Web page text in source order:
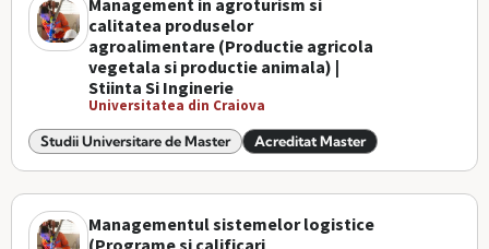
Management in agroturism si
calitatea produselor
agroalimentare (Productie agricola
vegetala si productie animala) |
Stiinta Si Inginerie
Universitatea din Craiova
Studii Universitare de Master Acreditat Master
Managementul sistemelor logistice
(Programe si calificari